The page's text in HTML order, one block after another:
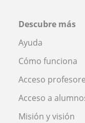
Descubre más
Ayuda
Cómo funciona
Acceso
Acceso a
Misión y visión